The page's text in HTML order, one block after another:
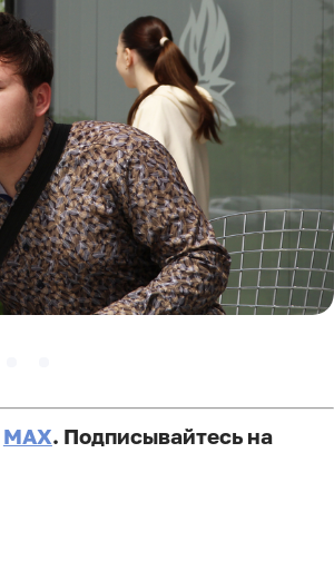
MAX. Подписывайтесь на